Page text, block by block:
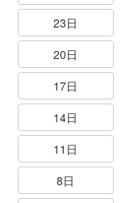
23日
20日
17日
14日
11日
8日